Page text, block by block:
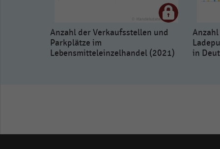
Anzahl der Verkaufsstellen und
Parkplätze im
Lebensmitteleinzelhandel (2021)
in